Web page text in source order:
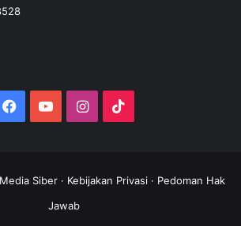
Facebook
YouTubeInstagram
Siber · Kebijakan Privasi · Pedoman Hak
Jawab